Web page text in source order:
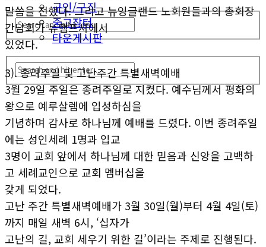
구인/구직
중고장터
타운게시판
말씀을 전했다. 그리고 뉴잉글랜드 노회원들과의 총회장
간담회가 뉴햄프셔에서
있었다.
3). 종려주일 및 고난주간 특별새벽예배
3월 29일 주일은 종려주일로 지켰다. 예수님께서 평화의
왕으로 예루살렘에 입성하심을
기념하며 감사로 하나님께 예배를 드렸다. 이번 종려주일
에는 성인세례 1명과 입교
3명이 교회 앞에서 하나님께 대한 믿음과 신앙을 고백하
고 세례교인으로 교회 멤버십을
갖게 되었다.
고난 주간 특별새벽예배가 3월 30일(월)부터 4월 4일(토)
까지 매일 새벽 6시, ‘십자가
고난의 길, 교회 세우기 위한 길’이라는 주제로 진행된다.